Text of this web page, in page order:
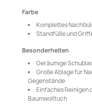
Farbe
Komplettes
Standfüße und
Besonderheiten
Geräumige
Große Ablage für
Gegenstände
Einfaches
Baumwolltuch